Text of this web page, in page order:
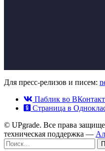
Для пресс-релизов и писем:
Паблик во
Страница в
© UPgrade. Все права
техническая поддержка —
Найти: